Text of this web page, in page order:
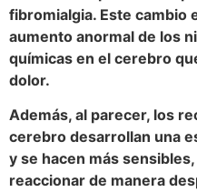
fibromialgia. Este cambio
aumento anormal de los
químicas en el cerebro
dolor.
Además, al parecer, los
cerebro desarrollan una
y se hacen más
reaccionar de manera